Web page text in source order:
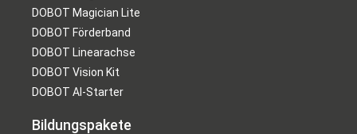
DOBOT Magician Lite
DOBOT Förderband
DOBOT Linearachse
DOBOT Vision Kit
DOBOT AI-Starter
Bildungspakete